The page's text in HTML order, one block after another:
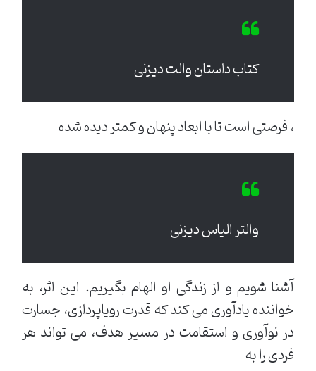
کتاب داستان والت دیزنی
، فرصتی است تا با ابعاد پنهان و کمتر دیده شده
والتر الیاس دیزنی
آشنا شویم و از زندگی او الهام بگیریم. این اثر، به
خواننده یادآوری می کند که قدرت رویاپردازی، جسارت
در نوآوری و استقامت در مسیر هدف، می تواند هر
فردی را به